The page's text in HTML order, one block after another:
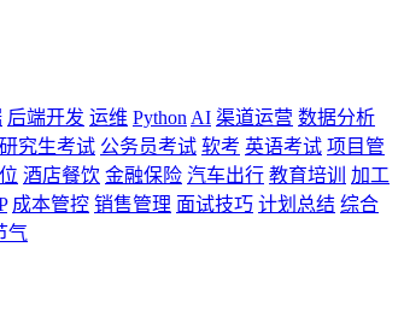
后端开发 运维 Python AI 渠道运营 数据分析
研究生考试 公务员考试 软考 英语考试 项目管
酒店餐饮 金融保险 汽车出行 教育培训
加工
成本管控 销售管理 面试技巧 计划总结 综合
气